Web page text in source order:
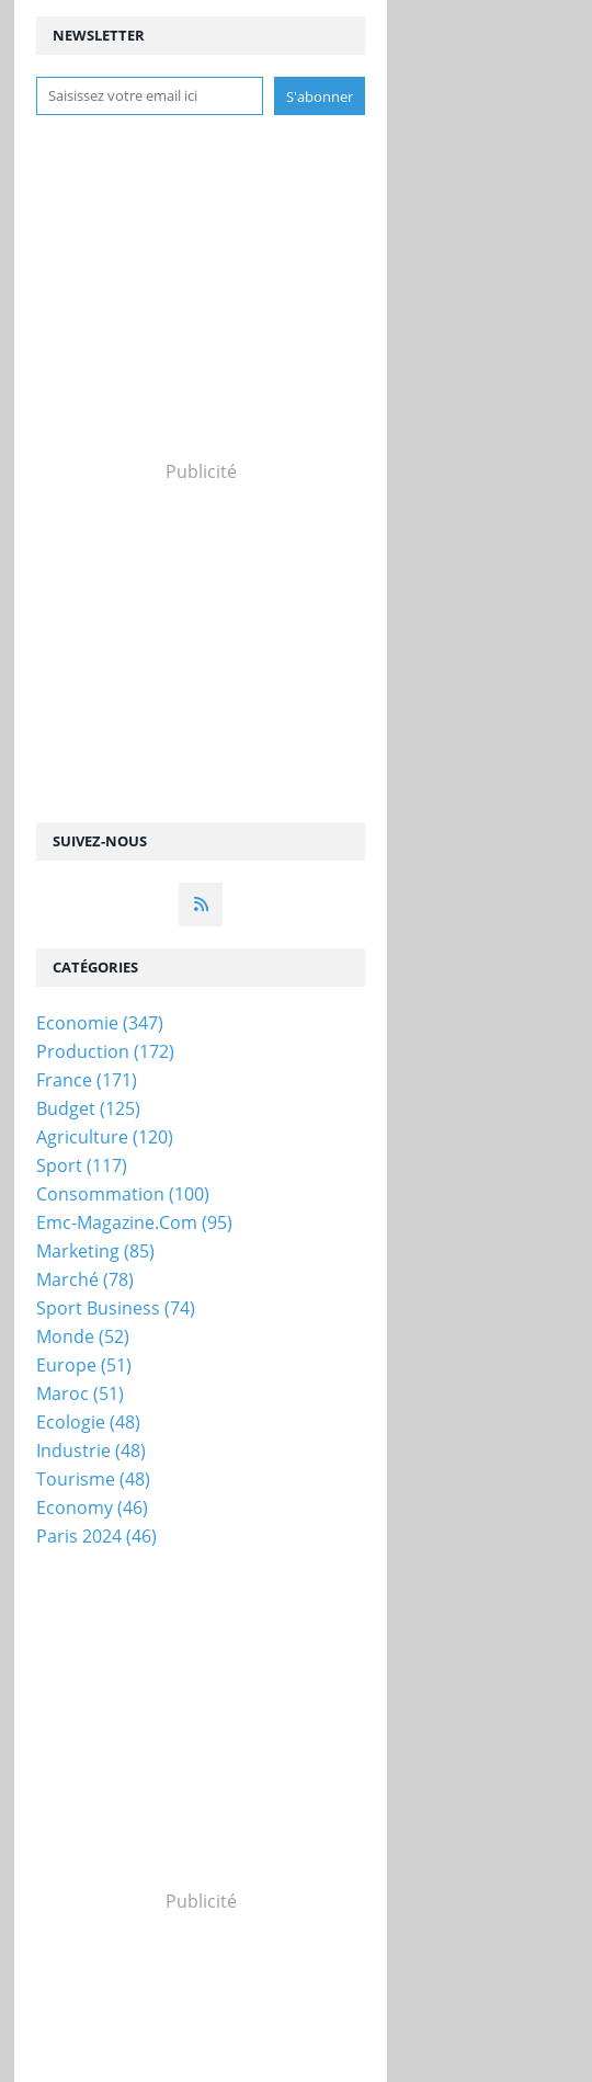
NEWSLETTER
SUIVEZ-NOUS
Publicité
CATÉGORIES
Economie(347)
Production (172)
France(171)
Budget(125)
Agriculture(120)
Sport(117)
Consommation (100)
Emc-Magazine.com (95)
Marketing(85)
Marché(78)
Sport Business (74)
Monde(52)
Europe(51)
Maroc (51)
Ecologie(48)
Industrie(48)
Tourisme(48)
Economy(46)
Paris 2024(46)
Publicité